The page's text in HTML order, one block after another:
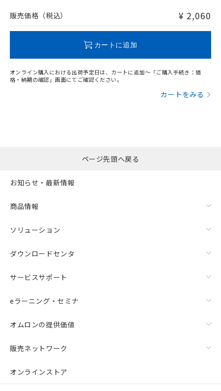
問い合わせください。
販売価格（税込） ¥ 2,060
カートに追加
オンライン購入における出荷予定日は、カートに追加～「ご購入手続き：価
格・納期の確認」画面にてご確認ください。
カートをみる
ページ先頭へ戻る
お知らせ・最新情報
商品情報
ソリューション
ダウンロードセンタ
サービスサポート
eラーニング・セミナ
オムロンの提供価値
販売ネットワーク
オンラインストア